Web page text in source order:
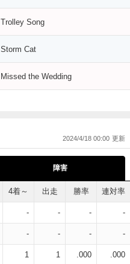
Trolley Song
Storm Cat
Missed the Wedding
2024/4/18 00:00
障害
4着～ 出走 勝率 連対率
- - - -
- - - -
1 1 .000 .000